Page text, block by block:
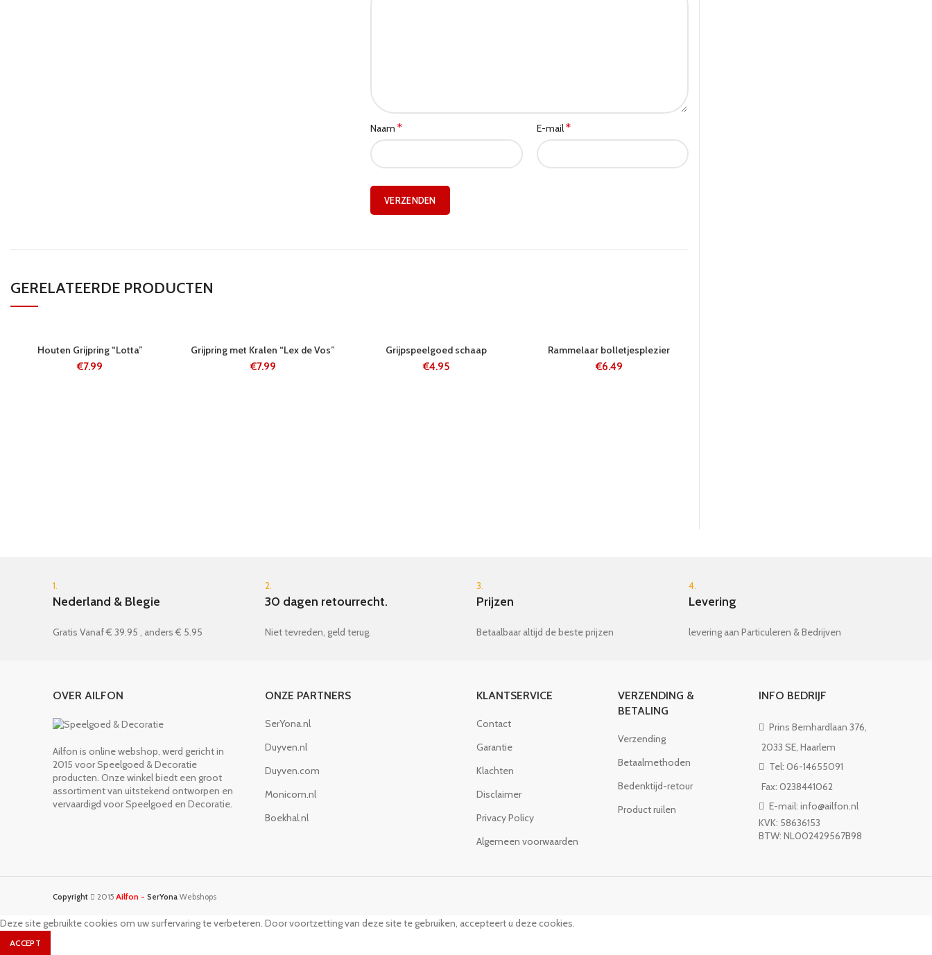
Naam * E-mail*
GERELATEERDE PRODUCTEN
N
Houten Grijpring “Lotta”
€7.99
N
Grijpring met Kralen “Lex de Vos”
€7.99
Grijpspeelgoed schaap
€4.95
Rammelaar bolletjesplezier
€6.49
1.
Nederland & Blegie
Gratis Vanaf € 39.95 , anders € 5.95
2.
30 dagen retourrecht.
Niet tevreden, geld terug.
3.
Prijzen
Betaalbaar altijd de beste prijzen
4.
Levering
levering aan Particuleren & Bedrijven
OVER AILFON
Ailfon is online webshop, werd gericht in
2015 voor Speelgoed & Decoratie
producten. Onze winkel biedt een groot
assortiment van uitstekend ontworpen en
vervaardigd voor Speelgoed en Decoratie.
ONZE PARTNERS
SerYona.nl
Duyven.nl
Duyven.com
Monicom.nl
Boekhal.nl
KLANTSERVICE
Contact
Garantie
Klachten
Disclaimer
Privacy Policy
Algemeen voorwaarden
VERZENDING &
BETALING
Verzending
Betaalmethoden
Bedenktijd-retour
Product ruilen
INFO BEDRIJF
Prins Bernhardlaan 376,
2033 SE, Haarlem
Tel: 06-14655091
Fax: 0238441062
E-mail: info@ailfon.nl
KVK: 58636153
BTW: NL002429567B98
Copyright 2015 Ailfon - SerYona Webshops
Deze site gebruikte cookies om uw surfervaring te verbeteren. Door voortzetting van deze site te gebruiken, accepteert u deze cookies.
ACCEPT